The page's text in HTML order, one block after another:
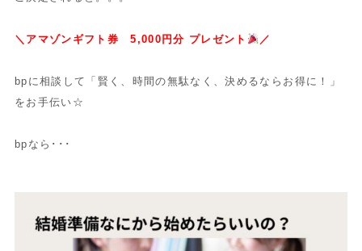
＼アマゾンギフト券 5,000円分 プレゼント ／
bpに相談して「賢く、時間の無駄なく、決めるならお得に！」
をお手伝い☆
bpなら･･･